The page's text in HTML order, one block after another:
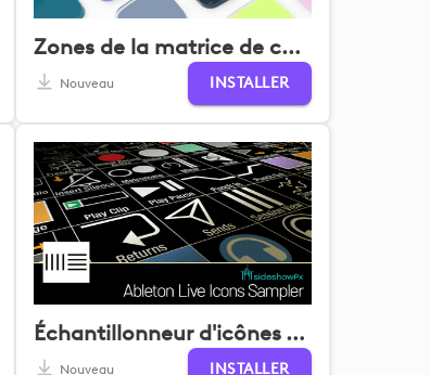
Zones de la matrice de couleurs
Nouveau INSTALLER
Échantillonneur d'icônes Ableton Live
Nouveau INSTALLER